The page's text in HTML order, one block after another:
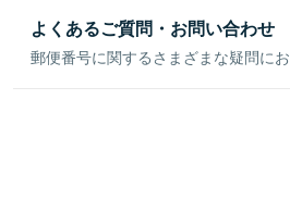
よくあるご質問・お問い合わせ
郵便番号に関するさまざまな疑問にお